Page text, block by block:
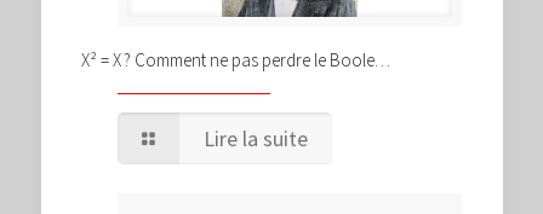
X² = X ? Comment ne pas perdre le Boole…
Lire la suite